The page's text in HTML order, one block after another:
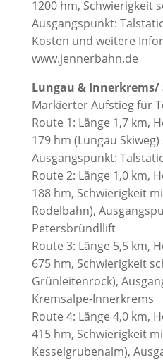
1200 hm, Schwierigkeit
Ausgangspunkt:
Kosten und weitere
www.jennerbahn.de
Lungau & Innerkrems/
Markierter Aufstieg für
Route 1: Länge 1,7 km,
179 hm (Lungau
Ausgangspunkt:
Route 2: Länge 1,0 km,
188 hm, Schwierigkeit
Rodelbahn),
Petersbründllift
Route 3: Länge 5,5 km,
675 hm, Schwierigkeit
Grünleitenrock),
Kremsalpe-Innerkrems
Route 4: Länge 4,0 km,
415 hm, Schwierigkeit
Kesselgrubenalm),